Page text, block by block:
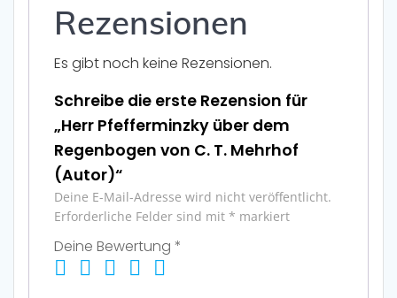
Rezensionen
Es gibt noch keine Rezensionen.
Schreibe die erste Rezension für
„Herr Pfefferminzky über dem
Regenbogen von C. T. Mehrhof
(Autor)“
Deine E-Mail-Adresse wird nicht veröffentlicht.
Erforderliche Felder sind mit * markiert
Deine Bewertung *